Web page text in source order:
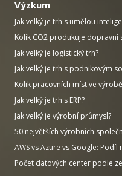
Výzkum
Jak velký je trh s umělou
Kolik CO2 produkuje dopravní
Jak velký je logistický trh?
Jak velký je trh s podnikovým
Kolik pracovních míst ve
Jak velký je trh s ERP?
Jak velký je výrobní průmysl?
50 největších výrobních
AWS vs Azure vs Google:
Počet datových center podle